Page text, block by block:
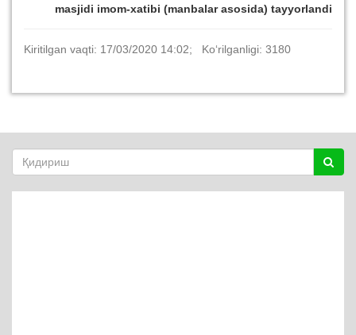
masjidi imom-xatibi (manbalar asosida) tayyorlandi
Kiritilgan vaqti: 17/03/2020 14:02; Ko‘rilganligi: 3180